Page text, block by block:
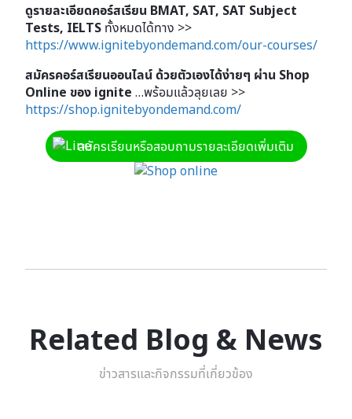
ดูรายละเอียดคอร์สเรียน BMAT, SAT, SAT Subject
Tests, IELTS ทั้งหมดได้ทาง >>
https://www.ignitebyondemand.com/our-courses/
สมัครคอร์สเรียนออนไลน์ ด้วยตัวเองได้ง่ายๆ ผ่าน Shop
Online ของ ignite …พร้อมแล้วลุยเลย >>
https://shop.ignitebyondemand.com/
สมัครเรียนหรือสอบถามรายละเอียดเพิ่มเติม
Related Blog & News
ข่าวสารและกิจกรรมที่เกี่ยวข้อง